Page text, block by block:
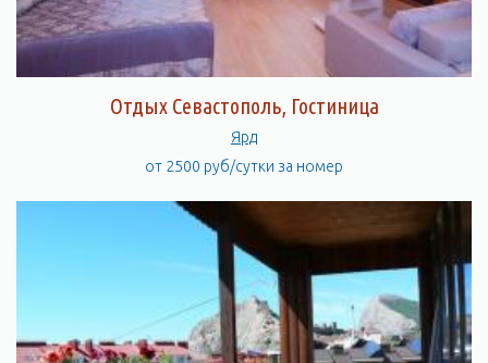
Отдых Севастополь, Гостиница
Ярд
от 2500 руб/сутки за номер